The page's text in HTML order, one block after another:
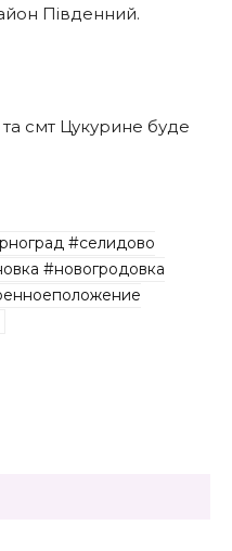
Південний.
смт Цукурине буде
#селидово
#новогродовка